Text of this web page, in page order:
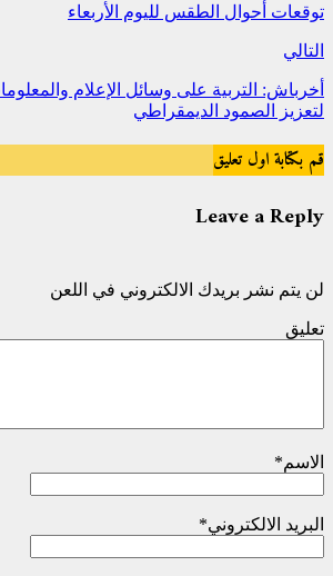
توقعات أحوال الطقس لليوم الأربعاء
التالي
أخرباش: التربية على وسائل الإعلام
لتعزيز الصمود الديمقراطي
قم بكتابة اول تعليق
Leave a Reply
لن يتم نشر بريدك الالكتروني في اللعن
تعليق
الاسم*
البريد الالكتروني*